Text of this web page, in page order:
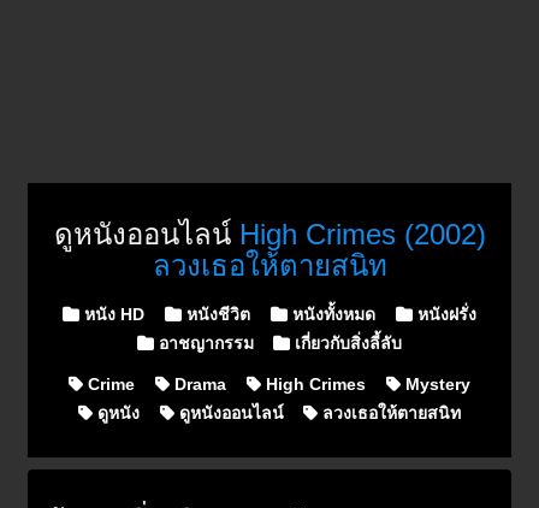
ดูหนังออนไลน์ High Crimes (2002)
ลวงเธอให้ตายสนิท
Posted in
หนัง HD หนังชีวิต หนังทั้งหมด
หนังฝรั่ง
อาชญากรรม
เกี่ยวกับสิ่งลี้ลับ
Crime Drama High Crimes
Mystery
ดูหนัง
ดูหนังออนไลน์ ลวงเธอให้ตายสนิท